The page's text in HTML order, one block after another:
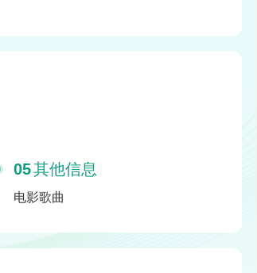
05其他信息
电影歌曲